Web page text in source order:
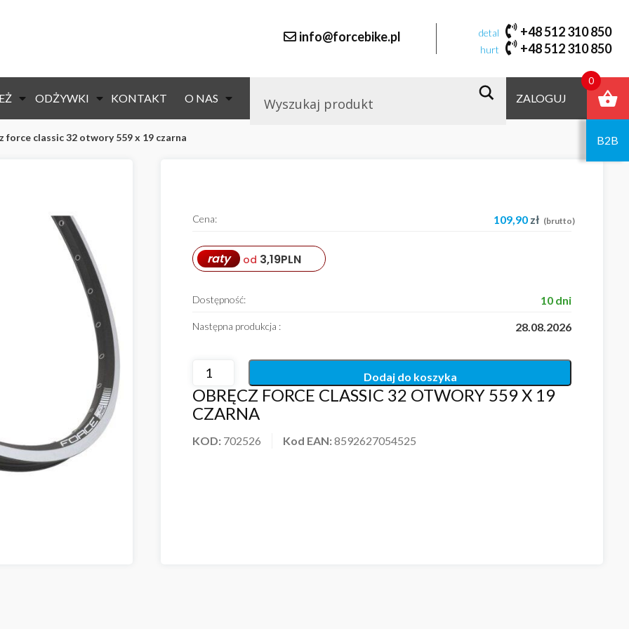
info@forcebike.pl detal +48 512 310 850
hurt +48 512 310 850
ODŻYWKI KONTAKT O NAS ZALOGUJ
B2B
force classic 32 otwory 559 x 19 czarna
OBRĘCZ FORCE CLASSIC 32 OTWORY 559 X 19
CZARNA
KOD: 702526 Kod EAN:8592627054525
Cena: 109,90 zł (brutto)
raty od 3,19PLN
Dostępność: 10 dni
Następna produkcja : 28.08.2026
Dodaj do koszyka
0